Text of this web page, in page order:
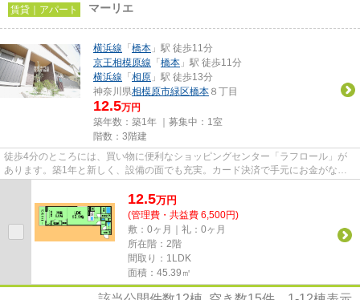
賃貸｜アパート マーリエ
横浜線 「 橋本 」駅 徒歩11分
京王相模原線 「 橋本 」駅 徒歩11分
横浜線 「 相原 」駅 徒歩13分
神奈川県相模原市緑区橋本 ８丁目
12.5万円
築年数：築1年 ｜募集中： 1室
階数：3階建
徒歩4分のところには、買い物に便利なショッピングセンター「ラフロール」が
あります。築1年と新しく、設備の面でも充実。カード決済で手元にお金がなく
12.5万円
(管理費・共益費 6,500円)
敷：0ヶ月｜礼：0ヶ月
所在階：2階
間取り：1LDK
面積：45.39㎡